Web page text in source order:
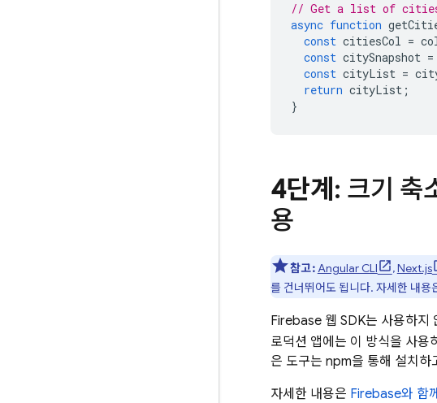
// Get a list of cities
async function
const citiesCol =
const citySnapshot =
const cityList =
return cityList ;
}
4단계 : 크기 축
용
참고:Angular CLI ,Next.js
를 건너뛰어도 됩니다. 자세한 내용
Firebase 웹 SDK는 사용하지
로덕션 앱에는 이 방식을 사용
은 도구는 npm을 통해 설치하
자세한 내용은 Firebase와 함